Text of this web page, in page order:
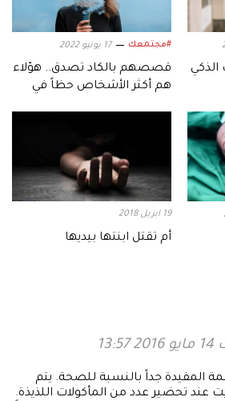
#مجتمعك 17 يونيو 2022
قصصهم بالكاد تصدق.. هؤلاء
هم أكثر الأشخاص حظاً في
19 ابريل 2018
أم تقتل ابنتها بيديها
المفيدة جداً بالنسبة للصحة. يتم
عند تحضير عدد من المأكولات اللذيذة.